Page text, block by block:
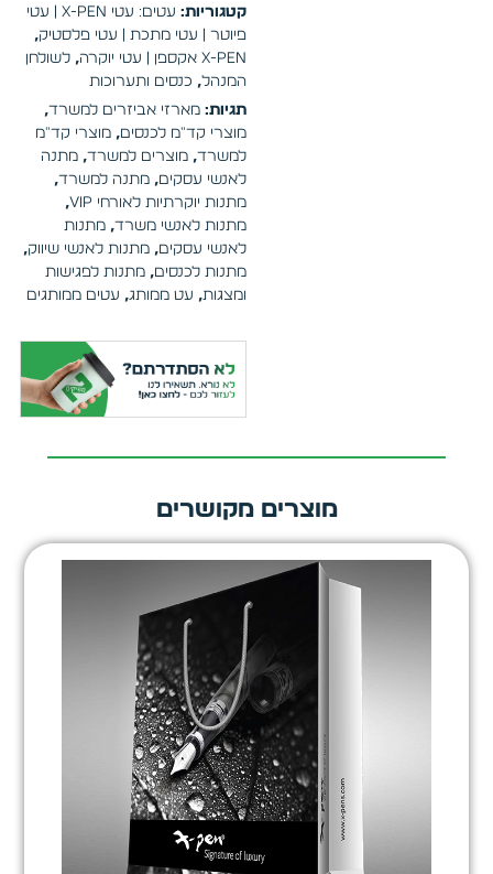
קטגוריות:
עטים: עטי X-PEN | עטי
פיוטר | עטי מתכת | עטי פלסטיק,
X-pen אקספן | עטי יוקרה
, לשולחן
המנהל, כנסים ותערוכות
תגיות: מארזי אביזרים למשרד,
מוצרי קד"מ לכנסים, מוצרי קד"מ
למשרד, מוצרים למשרד, מתנה
לאנשי עסקים, מתנה למשרד,
מתנות יוקרתיות לאורחי VIP
,
מתנות לאנשי משרד, מתנות
לאנשי עסקים, מתנות לאנשי שיווק,
מתנות לכנסים, מתנות לפגישות
ומצגות, עט ממותג, עטים ממותגים
מוצרים מקושרים